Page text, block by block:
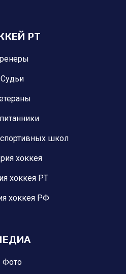
РТ
Судьи
школ
хоккея
хоккея РТ
хоккея РФ
Фото